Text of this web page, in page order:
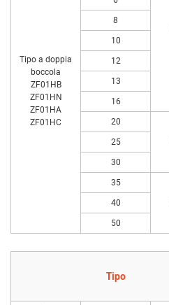
Tipo a doppia
boccola
ZF01HB
ZF01HN
ZF01HA
ZF01HC
8
10
12
13
16
20
25
30
35
40
50
Tipo